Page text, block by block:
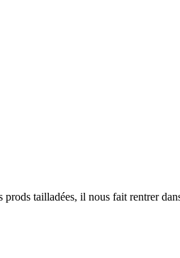
tailladées, il nous fait rentrer